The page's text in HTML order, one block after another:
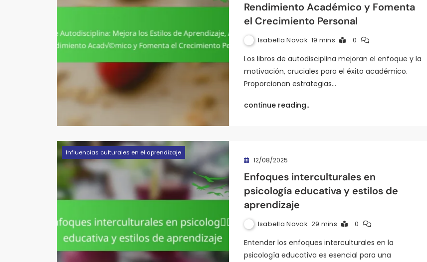
Rendimiento Académico y Fomenta
el Crecimiento Personal
Isabella Novak 19 mins 0
Los libros de autodisciplina mejoran el enfoque y la
motivación, cruciales para el éxito académico.
Proporcionan estrategias…
continue reading..
Influencias culturales en el aprendizaje
12/08/2025
Enfoques interculturales en
psicología educativa y estilos de
aprendizaje
Isabella Novak 29 mins 0
Entender los enfoques interculturales en la
psicología educativa es esencial para una